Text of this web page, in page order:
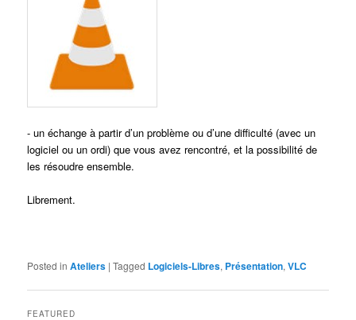
- un échange à partir d’un problème ou d’une difficulté (avec un
logiciel ou un ordi) que vous avez rencontré, et la possibilité de
les résoudre ensemble.
Librement.
Posted in Ateliers |Tagged Logiciels-Libres, Présentation,VLC
FEATURED